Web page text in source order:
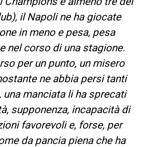
il Napoli ne ha giocate
in meno e pesa, pesa
nel corso di una stagione.
per un punto, un misero
ne abbia persi tanti
una manciata li ha sprecati
supponenza, incapacità di
favorevoli e, forse, per
da pancia piena che ha